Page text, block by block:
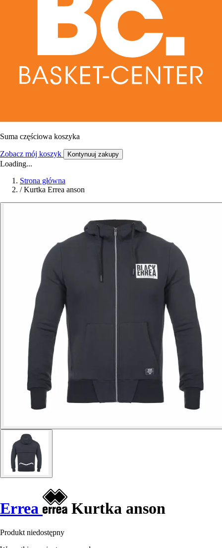
Suma częściowa koszyka
Zobacz mój koszyk Kontynuuj zakupy
Loading...
Strona główna
/ Kurtka Errea anson
Errea Kurtka anson
Produkt niedostępny